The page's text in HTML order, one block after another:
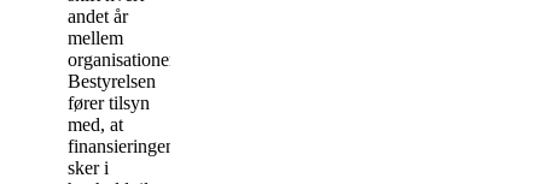
andet år
mellem
organisationerne.
Bestyrelsen
fører tilsyn
med, at
finansieringen
sker i